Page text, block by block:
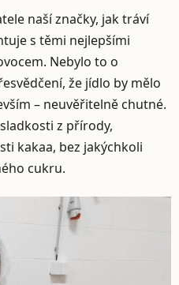
naší značky, jak tráví
s těmi nejlepšími
Nebylo to o
že jídlo by mělo
– neuvěřitelně chutné.
z přírody,
kakaa, bez jakýchkoli
cukru.